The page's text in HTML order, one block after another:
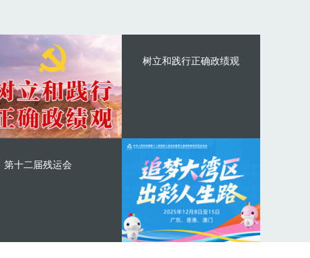
树立和践行正确政绩观
第十二届残运会